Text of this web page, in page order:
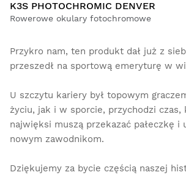
K3S PHOTOCHROMIC DENVER
Rowerowe okulary fotochromowe
Przykro nam, ten produkt dał już z
przeszedł na sportową emeryturę w
U szczytu kariery był topowym
życiu, jak i w sporcie, przychodzi czas,
najwięksi muszą przekazać pałeczkę i
nowym zawodnikom.
Dziękujemy za bycie częścią naszej